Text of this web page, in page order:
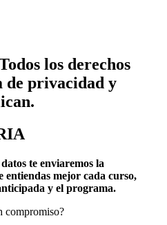
los derechos
de privacidad y
te enviaremos la
entiendas mejor cada curso,
y el programa.
compromiso?